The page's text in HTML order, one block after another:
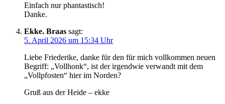
Einfach nur phantastisch!
Danke.
Ekke. Braas sagt:
5. April 2026 um 15:34 Uhr
Liebe Friederike, danke für den für mich vollkommen neuen
Begriff: „Vollhonk“, ist der irgendwie verwandt mit dem
„Vollpfosten“ hier im Norden?
Gruß aus der Heide – ekke